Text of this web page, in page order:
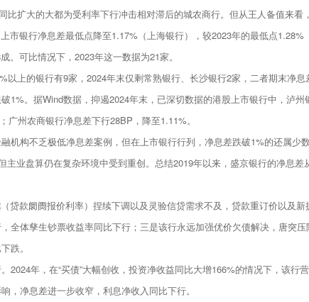
扩大的大都为受利率下行冲击相对滞后的城农商行。但从王人备值来看
市银行净息差最低点降至1.17%（上海银行），较2023年的最低点
可比情况下，2023年这一数据为21家。
上的银行有9家，2024年末仅剩常熟银行、长沙银行2家，二者期末净
1%。据Wind数据，抑遏2024年末，已深切数据的港股上市银行中，泸
州农商银行净息差下行28BP，降至1.11%。
机构不乏极低净息差案例，但在上市银行行列，净息差跌破1%的还属少数
主业盘算仍在复杂环境中受到重创。总结2019年以来，盛京银行的净息
贷款阛阓报价利率）捏续下调以及灵验信贷需求不及，贷款重订价以及
全体孳生钞票收益率同比下行；三是该行永远加强优价欠债解决，唐突
跌。
2024年，在“买债”大幅创收，投资净收益同比大增166%的情况下，该行
，净息差进一步收窄，利息净收入同比下行。